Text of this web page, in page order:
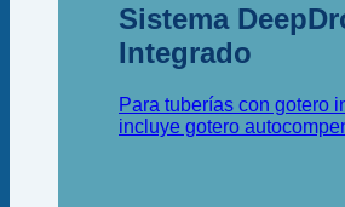
Sistema
Integrado
Para tuberías con gotero
incluye gotero